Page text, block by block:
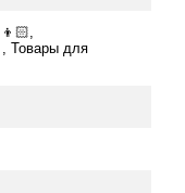
Товары для